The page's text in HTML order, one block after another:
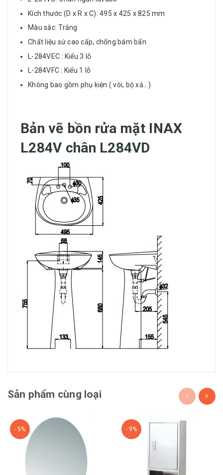
Kích thước (D x R x C): 495 x 425 x 825 mm
Màu sắc: Trắng​
Chất liệu sứ cao cấp, chống bám bẩn
L-284VEC : Kiểu 3 lỗ
L-284VFC : Kiểu 1 lỗ
Không bao gồm phụ kiện ( vòi, bộ xả...)
Bản vẽ bồn rửa mặt INAX
L284V chân L284VD
Sản phẩm cùng loại
- 5% - 9%